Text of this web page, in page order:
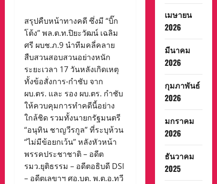
สรุปคืบหน้าทางคดี ซึ่งมี “บิ๊ก
โต้ง” พล.ต.ท.ปิยะวัฒน์ เฉลิม
ศรี ผบช.ภ.9 นำทีมคลี่คลาย
สืบสวนสอบสวนอย่างหนัก
ระยะเวลา 17 วันหลังเกิดเหตุ
ทั้งข้อสั่งการ-กำชับ จาก
ผบ.ตร. และ รอง ผบ.ตร. กำชับ
ให้ควบคุมการทำคดีนี้อย่าง
ใกล้ชิด รวมทั้งนายกรัฐมนตรี
“อนุทิน ชาญวีรกูล” ที่ระบุห้วน
“ไม่มีข้อยกเว้น” หลังหัวหน้า
พรรคประชาชาติ – อดีต
รมว.ยุติธรรม – อดีตอธิบดี DSI
– อดีตเลขาฯ ศอ.บต. พ.ต.อ.ทวี
เมษายน
2026
มีนาคม
2026
กุมภาพันธ์
2026
มกราคม
2026
ธันวาคม
2025